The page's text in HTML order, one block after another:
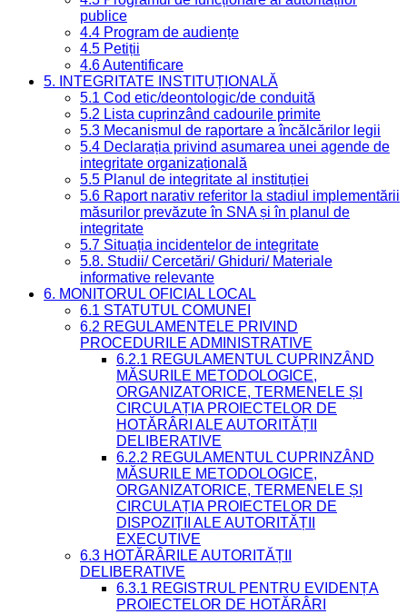
publice
4.4 Program de audiențe
4.5 Petiții
4.6 Autentificare
5. INTEGRITATE INSTITUȚIONALĂ
5.1 Cod etic/deontologic/de conduită
5.2 Lista cuprinzând cadourile primite
5.3 Mecanismul de raportare a încălcărilor legii
5.4 Declarația privind asumarea unei agende de
integritate organizațională
5.5 Planul de integritate al instituției
5.6 Raport narativ referitor la stadiul implementării
măsurilor prevăzute în SNA și în planul de
integritate
5.7 Situația incidentelor de integritate
5.8. Studii/ Cercetări/ Ghiduri/ Materiale
informative relevante
6. MONITORUL OFICIAL LOCAL
6.1 STATUTUL COMUNEI
6.2 REGULAMENTELE PRIVIND
PROCEDURILE ADMINISTRATIVE
6.2.1 REGULAMENTUL CUPRINZÂND
MĂSURILE METODOLOGICE,
ORGANIZATORICE, TERMENELE ȘI
CIRCULAȚIA PROIECTELOR DE
HOTĂRÂRI ALE AUTORITĂȚII
DELIBERATIVE
6.2.2 REGULAMENTUL CUPRINZÂND
MĂSURILE METODOLOGICE,
ORGANIZATORICE, TERMENELE ȘI
CIRCULAȚIA PROIECTELOR DE
DISPOZIȚII ALE AUTORITĂȚII
EXECUTIVE
6.3 HOTĂRÂRILE AUTORITĂȚII
DELIBERATIVE
6.3.1 REGISTRUL PENTRU EVIDENȚA
PROIECTELOR DE HOTĂRÂRI